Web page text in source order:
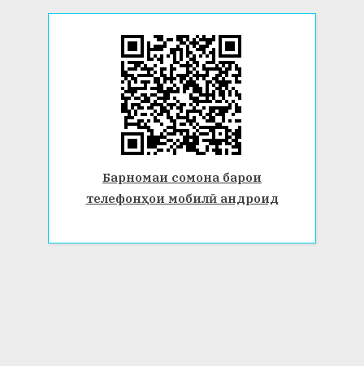
Барномаи сомона барои
телефонҳои мобилӣ андроид